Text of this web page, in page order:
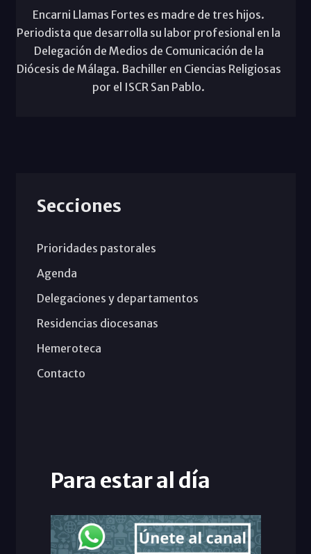
Encarni Llamas Fortes es madre de tres hijos.
Periodista que desarrolla su labor profesional en la
Delegación de Medios de Comunicación de la
Diócesis de Málaga. Bachiller en Ciencias Religiosas
por el ISCR San Pablo.
Secciones
Prioridades pastorales
Agenda
Delegaciones y departamentos
Residencias diocesanas
Hemeroteca
Contacto
Para estar al día